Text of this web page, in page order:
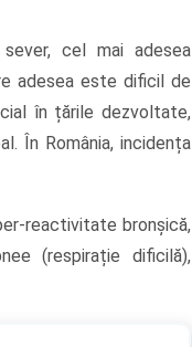
cel mai adesea
adesea este dificil de
în țările dezvoltate,
În România, incidența
reactivitate bronșică,
(respirație dificilă),